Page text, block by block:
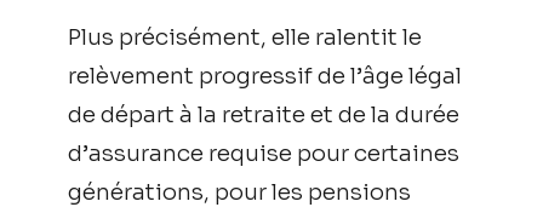
Plus précisément, elle ralentit le
relèvement progressif de l’âge légal
de départ à la retraite et de la durée
d’assurance requise pour certaines
générations, pour les pensions